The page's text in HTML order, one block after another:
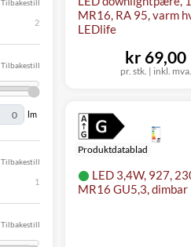
Tilbakestill
Tilbakestill
lm
Tilbakestill
Tilbakestill
MR16, RA 95, varm
LEDlife
pr. stk. | inkl. mva.
kr 69,00
LED 3,4W, 927,
MR16 GU5,3, dimbar
Produktdatablad